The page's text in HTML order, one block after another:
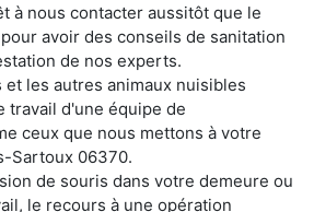
à nous contacter aussitôt que le
avoir des conseils de sanitation
de nos experts.
les autres animaux nuisibles
travail d'une équipe de
ceux que nous mettons à votre
Sartoux 06370.
de souris dans votre demeure ou
le recours à une opération